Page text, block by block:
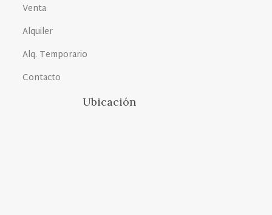
Venta
Alquiler
Alq. Temporario
Contacto
Ubicación